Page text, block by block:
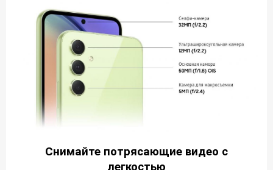
Снимайте потрясающие видео с
легкостью